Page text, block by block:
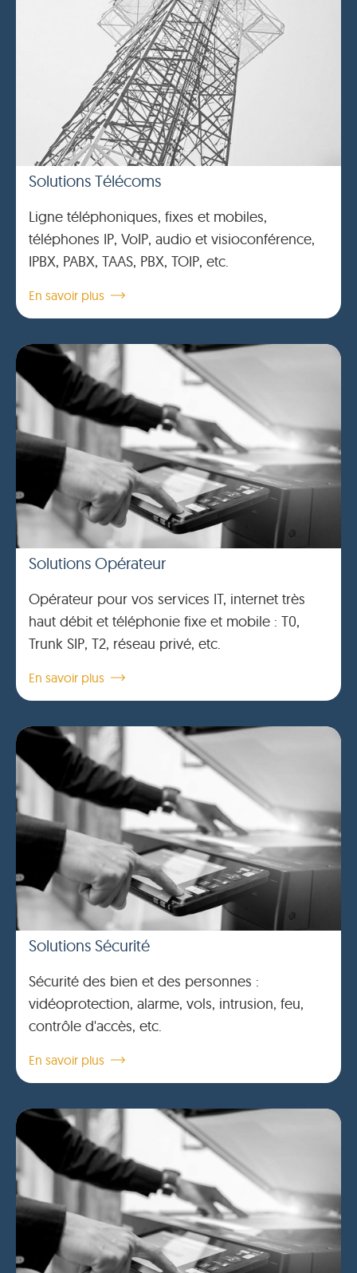
Solutions Télécoms
Ligne téléphoniques, fixes et mobiles,
téléphones IP, VoIP, audio et visioconférence,
IPBX, PABX, TAAS, PBX, TOIP, etc.
En savoir plus
Solutions Opérateur
Opérateur pour vos services IT, internet très
haut débit et téléphonie fixe et mobile : T0,
Trunk SIP, T2, réseau privé, etc.
En savoir plus
Solutions Sécurité
Sécurité des bien et des personnes :
vidéoprotection, alarme, vols, intrusion, feu,
contrôle d'accès, etc.
En savoir plus